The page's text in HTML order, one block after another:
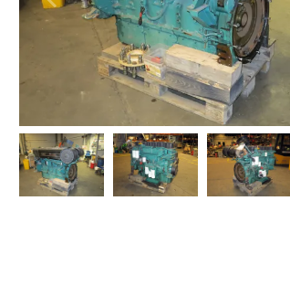
Dropdown
Dropdown
Dropdown
Dropdown
Dropdown